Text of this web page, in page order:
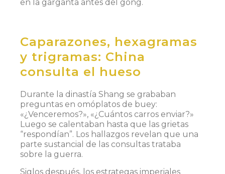
en la garganta antes del gong.
Caparazones, hexagramas
y trigramas: China
consulta el hueso
Durante la dinastía Shang se grababan
preguntas en omóplatos de buey:
«¿Venceremos?», «¿Cuántos carros enviar?»
Luego se calentaban hasta que las grietas
“respondían”. Los hallazgos revelan que una
parte sustancial de las consultas trataba
sobre la guerra.
Siglos después, los estrategas imperiales